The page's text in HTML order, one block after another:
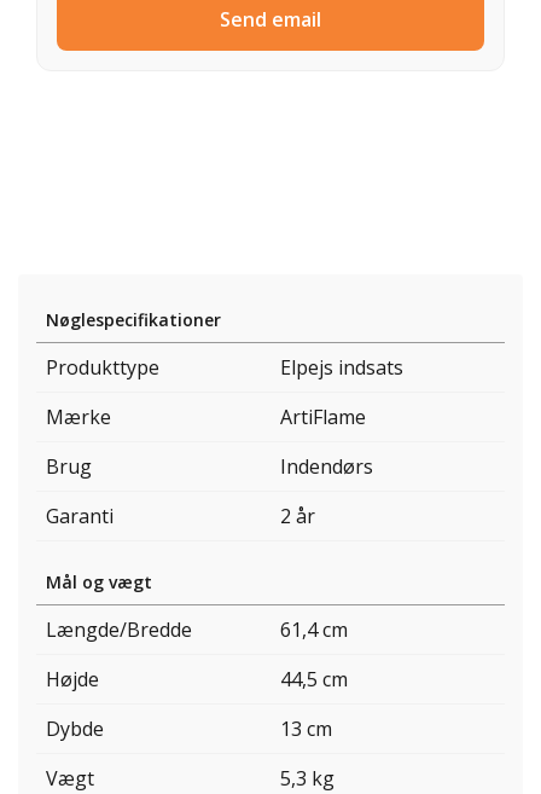
Send email
Nøglespecifikationer
Produkttype
Elpejs indsats
Mærke
ArtiFlame
Brug
Indendørs
Garanti
2 år
Mål og vægt
Længde/Bredde
61,4 cm
Højde
44,5 cm
Dybde
13 cm
Vægt
5,3 kg